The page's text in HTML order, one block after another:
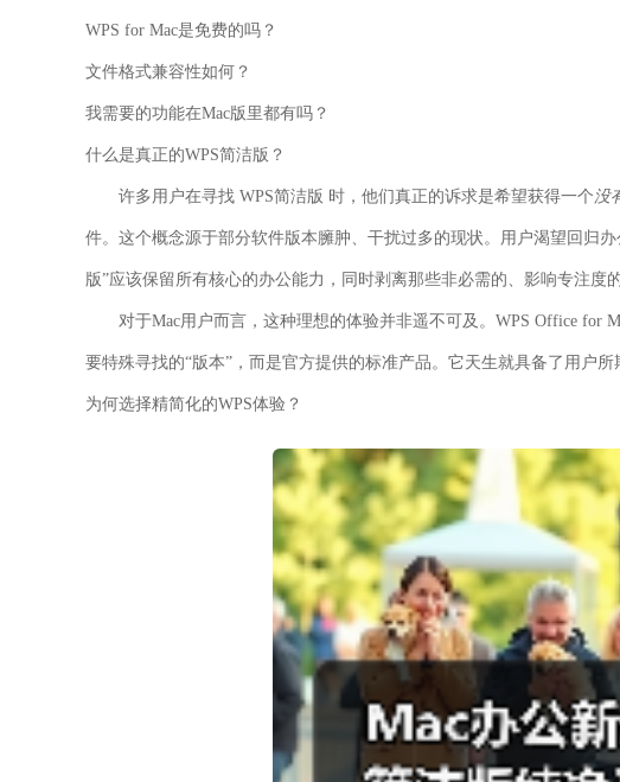
WPS for Mac是免费的吗？
文件格式兼容性如何？
我需要的功能在Mac版里都有吗？
什么是真正的WPS简洁版？
许多用户在寻找 WPS简洁版 时，他们真正的诉求是希望获得一个没
件。这个概念源于部分软件版本臃肿、干扰过多的现状。用户渴望回
版”应该保留所有核心的办公能力，同时剥离那些非必需的、影响专注度
对于Mac用户而言，这种理想的体验并非遥不可及。WPS Office for
要特殊寻找的“版本”，而是官方提供的标准产品。它天生就具备了用户所
为何选择精简化的WPS体验？